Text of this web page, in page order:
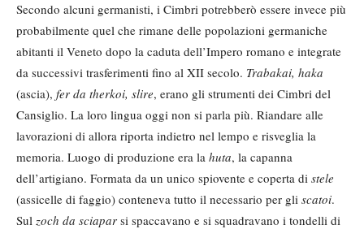
Secondo alcuni germanisti, i Cimbri potrebberò essere invece più
probabilmente quel che rimane delle popolazioni germaniche
abitanti il Veneto dopo la caduta dell’Impero romano e integrate
da successivi trasferimenti fino al XII secolo. Trabakai, haka
(ascia), fer da therkoi, slire, erano gli strumenti dei Cimbri del
Cansiglio. La loro lingua oggi non si parla più. Riandare alle
lavorazioni di allora riporta indietro nel lempo e risveglia la
memoria. Luogo di produzione era la huta, la capanna
dell’artigiano. Formata da un unico spiovente e coperta di stele
(assicelle di faggio) conteneva tutto il necessario per gli scatoi.
Sul zoch da sciapar si spaccavano e si squadravano i tondelli di